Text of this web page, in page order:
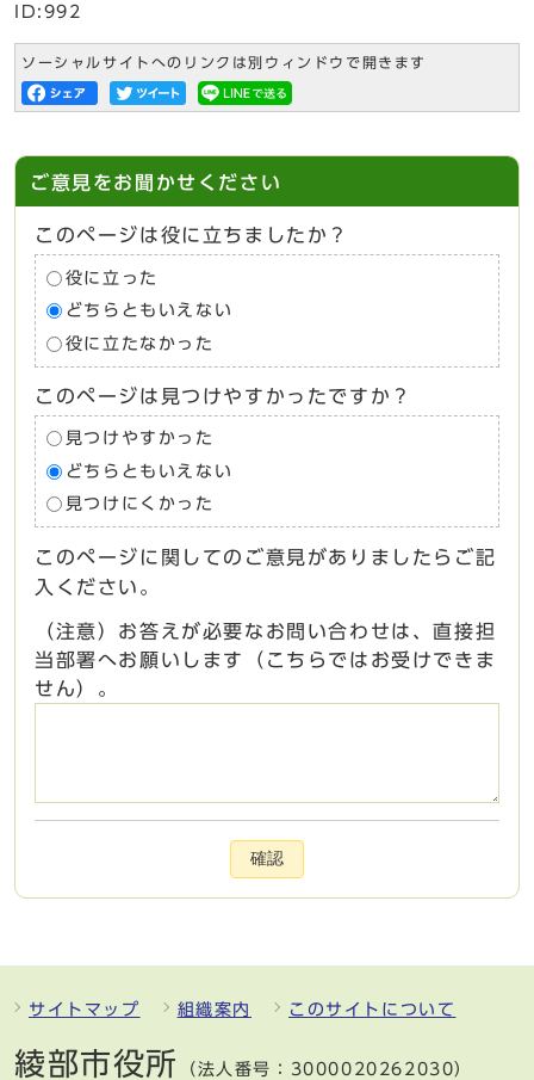
ID:992
ソーシャルサイトへのリンクは別ウィンドウで開きます
ご意見をお聞かせください
このページは役に立ちましたか？
役に立った
どちらともいえない
役に立たなかった
このページは見つけやすかったですか？
見つけやすかった
どちらともいえない
見つけにくかった
このページに関してのご意見がありましたらご記
入ください。
（注意）お答えが必要なお問い合わせは、直接担
当部署へお願いします（こちらではお受けできま
せん）。
確認
サイトマップ 組織案内 このサイトについて
綾部市役所 （法人番号：3000020262030）